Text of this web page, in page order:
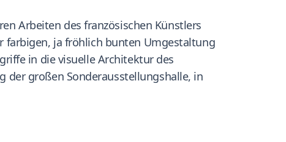
Arbeiten des französischen Künstlers
farbigen, ja fröhlich bunten Umgestaltung
in die visuelle Architektur des
der großen Sonderausstellungshalle, in